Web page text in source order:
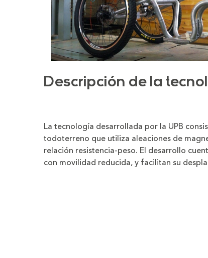
Descripción de la
La tecnología desarrollada por la UPB
todoterreno que utiliza aleaciones de
relación resistencia-peso. El desarrollo
con movilidad reducida, y facilitan su